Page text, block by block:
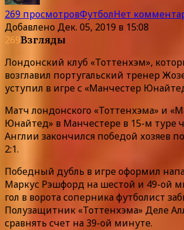
269 просмотровФутболНет
ДобавленоДек. 05, 2019 в 15:08
269Взгляды
Лондонский клуб «Тоттенхэм»,
возглавил португальский тренер
уступил в игре с «Манчестер
Матч лондонского «Тоттенхэма» и
Юнайтед» в Манчестере в 15-м туре
Англии закончился победой хозяев
2:1.
Победный дубль в игре оформил
Маркус Рэшфорд на шестой и 49-ой
гол в ворота соперника футболист
Полузащитник «Тоттенхэма» Деле
сравнять счет на 39-ой минуте.